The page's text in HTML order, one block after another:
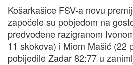
Košarkašice FSV-a novu
započele su pobjedom na
predvođene razigranom
11 skokova) i Miom Mašić (22
pobijedile Zadar 82:77 u